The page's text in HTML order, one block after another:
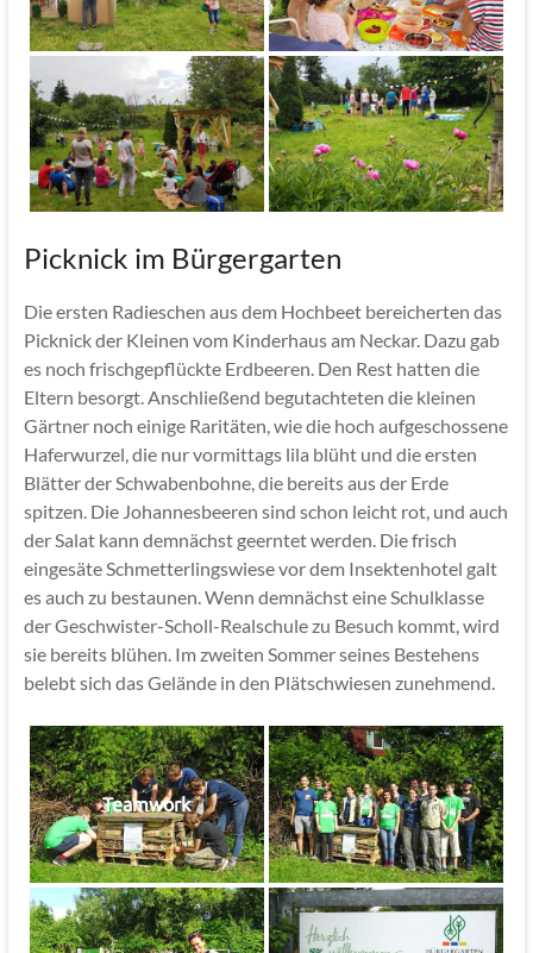
Picknick im Bürgergarten
Die ersten Radieschen aus dem Hochbeet bereicherten das
Picknick der Kleinen vom Kinderhaus am Neckar. Dazu gab
es noch frischgepflückte Erdbeeren. Den Rest hatten die
Eltern besorgt. Anschließend begutachteten die kleinen
Gärtner noch einige Raritäten, wie die hoch aufgeschossene
Haferwurzel, die nur vormittags lila blüht und die ersten
Blätter der Schwabenbohne, die bereits aus der Erde
spitzen. Die Johannesbeeren sind schon leicht rot, und auch
der Salat kann demnächst geerntet werden. Die frisch
eingesäte Schmetterlingswiese vor dem Insektenhotel galt
es auch zu bestaunen. Wenn demnächst eine Schulklasse
der Geschwister-Scholl-Realschule zu Besuch kommt, wird
sie bereits blühen. Im zweiten Sommer seines Bestehens
belebt sich das Gelände in den Plätschwiesen zunehmend.
Teamwork